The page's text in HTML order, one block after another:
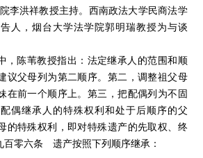
制度。成年人监护不仅涉及财产也涉及人
的是医疗预嘱。单从监护层次上讲，监护
辅助）。第四，关于委托监护，建议通过
托邻居、爱心家庭等进行监护。第五，无
立即废除。采用协助制度替代无民事行为
度的内容包括：一是《民法总则》第33
。第六，应当立即切断民事行为能力和监